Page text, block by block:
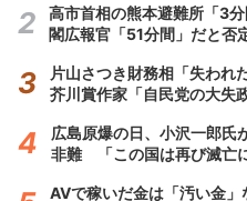
高市首相の熊本避難所「3
閣広報官「51分間」だと否
片山さつき財務相「失わ
芥川賞作家「自民党の大失
広島原爆の日、小沢一郎氏
非難 「この国は再び滅亡
AVで稼いだ金は「汚い金